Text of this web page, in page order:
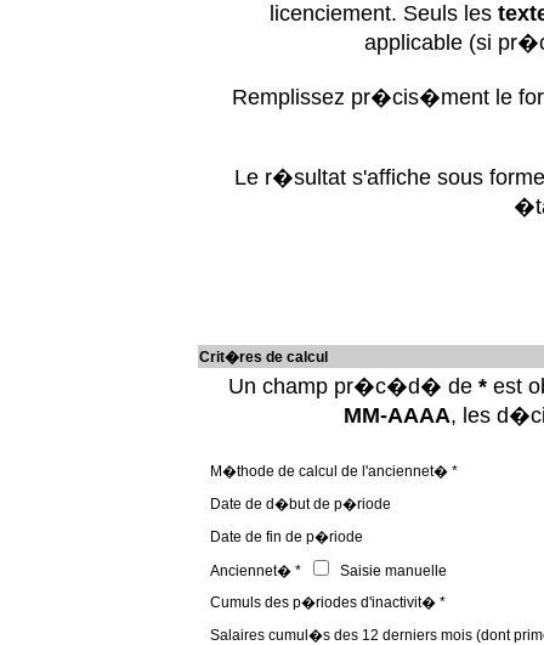
licenciement. Seuls les
applicable (si
Remplissez pr�cis�ment le
Le r�sultat s'affiche sous
Crit�res de calcul
Un champ pr�c�d� de * est
MM-AAAA, les
M�thode de calcul de l'anciennet� *
Date de d�but de p�riode
Date de fin de p�riode
Anciennet� *
Saisie manuelle
Cumuls des p�riodes d'inactivit� *
Salaires cumul�s des 12 derniers mois (dont